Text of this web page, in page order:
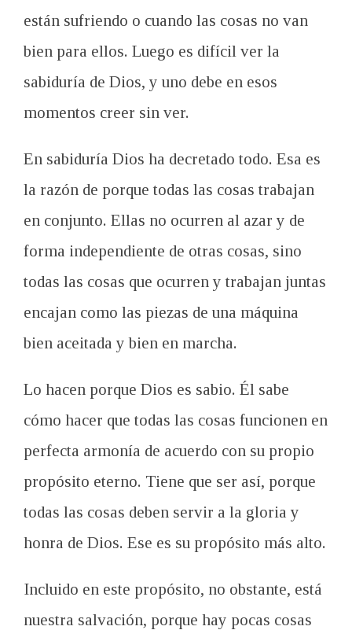
están sufriendo o cuando las cosas no van
bien para ellos. Luego es difícil ver la
sabiduría de Dios, y uno debe en esos
momentos creer sin ver.
En sabiduría Dios ha decretado todo. Esa es
la razón de porquetodas las cosas trabajan
en conjunto. Ellas no ocurren al azar y de
forma independiente de otras cosas, sino
todas las cosas que ocurren y trabajan juntas
encajan como las piezas de una máquina
bien aceitada y bien en marcha.
Lo hacen porque Dios es sabio. Él sabe
cómo hacer que todas las cosas funcionen en
perfecta armonía de acuerdo con su propio
propósito eterno. Tiene que ser así, porque
todas las cosas deben servir a la gloria y
honra de Dios. Ese es su propósito más alto.
Incluido en este propósito, no obstante, está
nuestra salvación, porque hay pocas cosas